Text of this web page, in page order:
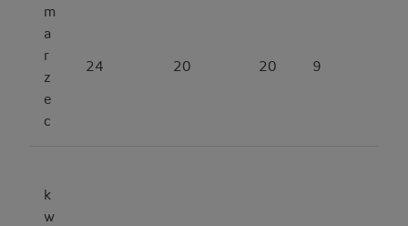
m
a
r
z
e
c
24 20 20 9
k
w